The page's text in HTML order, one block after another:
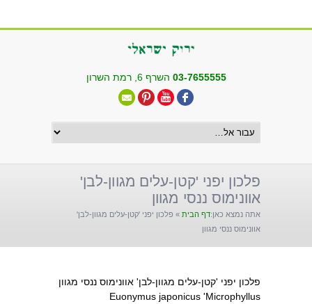
03-7655555 השרף 6, רמת השרון
פלכון יפני 'קטן-עלים מגוון-לבן'
אוונימוס ננסי מגוון
אתה נמצא כאן:דף הבית » פלכון יפני 'קטן-עלים מגוון-לבן'
אוונימוס ננסי מגוון
פלכון יפני 'קטן-עלים מגוון-לבן' אוונימוס ננסי מגוון
Euonymus japonicus 'Microphyllus